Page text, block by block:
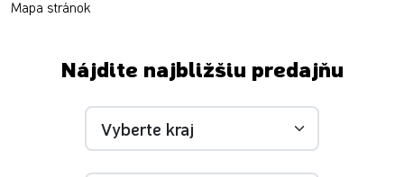
Mapa stránok
Nájdite najbližšiu predajňu